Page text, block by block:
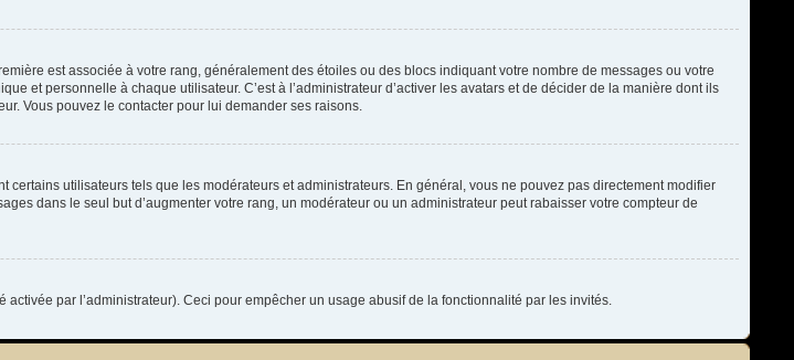
est associée à votre rang, généralement des étoiles ou des blocs indiquant votre nombre de messages ou votre
et personnelle à chaque utilisateur. C’est à l’administrateur d’activer les avatars et de décider de la manière dont ils
Vous pouvez le contacter pour lui demander ses raisons.
utilisateurs tels que les modérateurs et administrateurs. En général, vous ne pouvez pas directement modifier
dans le seul but d’augmenter votre rang, un modérateur ou un administrateur peut rabaisser votre compteur de
par l’administrateur). Ceci pour empêcher un usage abusif de la fonctionnalité par les invités.